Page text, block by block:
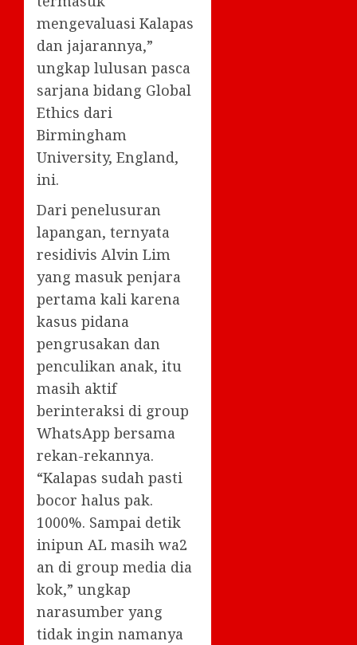
mengevaluasi Kalapas
dan jajarannya,”
ungkap lulusan pasca
sarjana bidang Global
Ethics dari
Birmingham
University, England,
ini.
Dari penelusuran
lapangan, ternyata
residivis Alvin Lim
yang masuk penjara
pertama kali karena
kasus pidana
pengrusakan dan
penculikan anak, itu
masih aktif
berinteraksi di group
WhatsApp bersama
rekan-rekannya.
“Kalapas sudah pasti
bocor halus pak.
1000%. Sampai detik
inipun AL masih wa2
an di group media dia
kok,” ungkap
narasumber yang
tidak ingin namanya